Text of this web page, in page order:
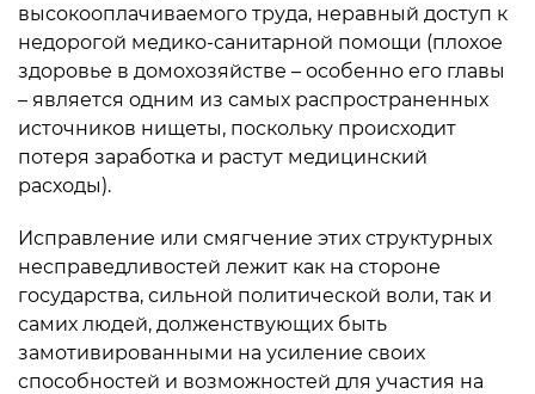
высокооплачиваемого труда, неравный доступ к
недорогой медико-санитарной помощи (плохое
здоровье в домохозяйстве – особенно его главы
– является одним из самых распространенных
источников нищеты, поскольку происходит
потеря заработка и растут медицинский
расходы).
Исправление или смягчение этих структурных
несправедливостей лежит как на стороне
государства, сильной политической воли, так и
самих людей, долженствующих быть
замотивированными на усиление своих
способностей и возможностей для участия на